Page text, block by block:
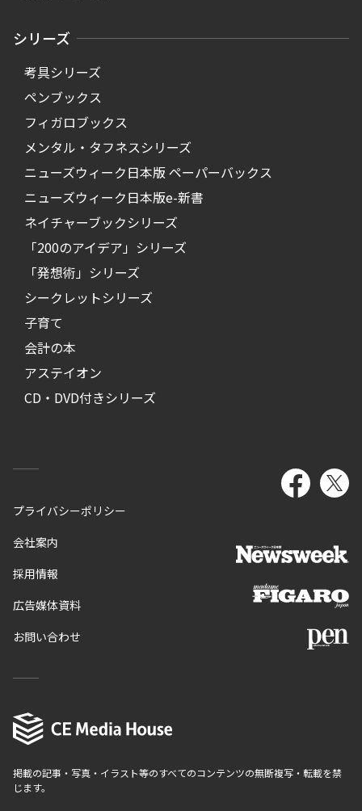
シリーズ
考具シリーズ
ペンブックス
フィガロブックス
メンタル・タフネスシリーズ
ニューズウィーク日本版 ペーパーバックス
ニューズウィーク日本版e-新書
ネイチャーブックシリーズ
「200のアイデア」シリーズ
「発想術」シリーズ
シークレットシリーズ
子育て
会計の本
アステイオン
CD・DVD付きシリーズ
プライバシーポリシー
会社案内
採用情報
広告媒体資料
お問い合わせ
掲載の記事・写真・イラスト等のすべてのコンテンツの無断複写・転載を禁
じます。